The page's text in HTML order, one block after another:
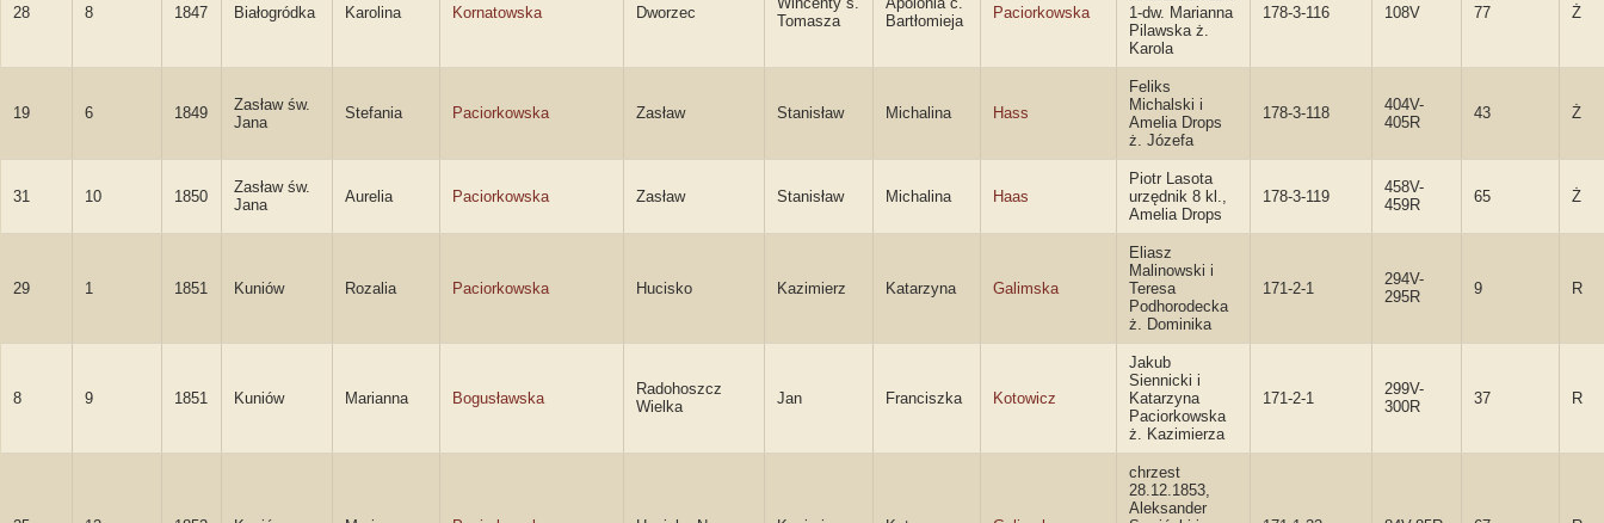
28 8 1847 Białogródka Karolina Kornatowska Dworzec
Tomasza
Bartłomieja
Paciorkowska
1-dw. Marianna
Pilawska ż.
Karola
178-3-116 108V 77 Ż
19 6 1849
Zasław św.
Jana
Stefania Paciorkowska Zasław Stanisław Michalina Hass
Feliks
Michalski i
Amelia Drops
ż. Józefa
178-3-118
404V-
405R
43 Ż
31 10 1850
Zasław św.
Jana
Aurelia Paciorkowska Zasław Stanisław Michalina Haas
Piotr Lasota
urzędnik 8 kl.,
Amelia Drops
178-3-119
458V-
459R
65 Ż
29 1 1851 Kuniów Rozalia Paciorkowska Hucisko Kazimierz Katarzyna Galimska
Eliasz
Malinowski i
Teresa
Podhorodecka
ż. Dominika
171-2-1
294V-
295R
9 R
8 9 1851 Kuniów Marianna Bogusławska
Radohoszcz
Wielka
Jan Franciszka Kotowicz
Jakub
Siennicki i
Katarzyna
Paciorkowska
ż. Kazimierza
171-2-1
299V-
300R
37 R
chrzest
28.12.1853,
Aleksander